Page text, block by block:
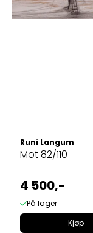
Runi Langum
Mot 82/110
4 500,-
På lager
Kjøp